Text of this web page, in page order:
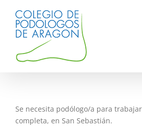
contenido
Se necesita podólogo/a para
completa, en San Sebastián.